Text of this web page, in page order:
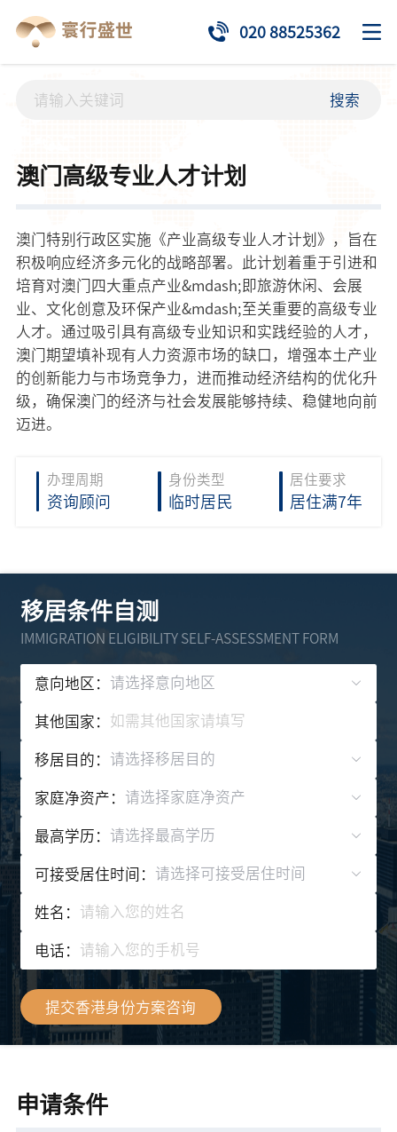
020 88525362
搜索
澳门高级专业人才计划
澳门特别行政区实施《产业高级专业人才计划》，旨在
积极响应经济多元化的战略部署。此计划着重于引进和
培育对澳门四大重点产业&mdash;即旅游休闲、会展
业、文化创意及环保产业&mdash;至关重要的高级专业
人才。通过吸引具有高级专业知识和实践经验的人才，
澳门期望填补现有人力资源市场的缺口，增强本土产业
的创新能力与市场竞争力，进而推动经济结构的优化升
级，确保澳门的经济与社会发展能够持续、稳健地向前
迈进。
办理周期
资询顾问
身份类型
临时居民
居住要求
居住满7年
移居条件自测
IMMIGRATION ELIGIBILITY SELF-ASSESSMENT FORM
意向地区： 请选择意向地区
其他国家：
移居目的： 请选择移居目的
家庭净资产： 请选择家庭净资产
最高学历： 请选择最高学历
可接受居住时间： 请选择可接受居住时间
姓名：
电话：
提交香港身份方案咨询
申请条件